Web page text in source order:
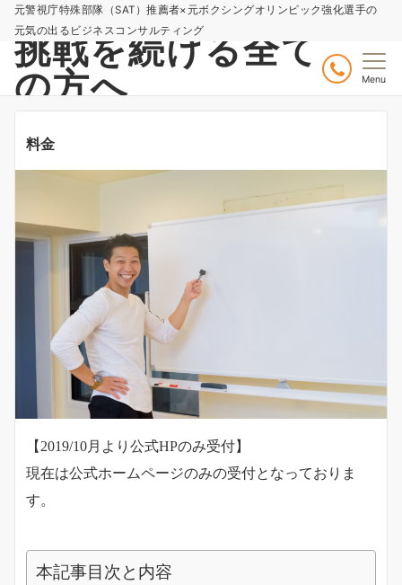
元警視庁特殊部隊（SAT）推薦者×元ボクシングオリンピック強化選手の
元気の出るビジネスコンサルティング
挑戦を続ける全て
の方へ
Menu
料金
【2019/10月より公式HPのみ受付】
現在は公式ホームページのみの受付となっておりま
す。
本記事目次と内容